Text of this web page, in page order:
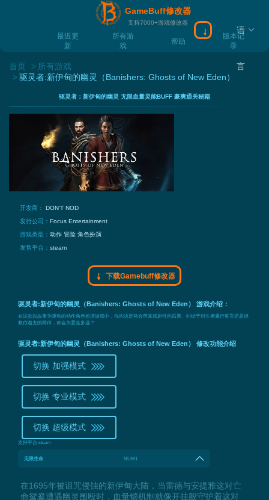
GameBuff修改器
支持7000+游戏修改器
最近更
新
所有游
戏
帮助
版本记
录
下载Gamebuff
语
言
首页
所有游戏
驱灵者:新伊甸的幽灵（Banishers: Ghosts of New Eden）
驱灵者：新伊甸的幽灵 无限血量灵能BUFF 豪爽通关秘籍
开发商： DON'T NOD
发行公司： Focus Entertainment
游戏类型： 动作冒险角色扮演
发售平台： steam
下载Gamebuff修改器
驱灵者:新伊甸的幽灵（Banishers: Ghosts of New Eden） 游戏介绍：
在这款以故事为驱动的动作角色扮演游戏中，你的决定将会带来戏剧性的后果。纠结于对生者履行誓言还是拯
救你逝去的同伴，你会为爱走多远？
驱灵者:新伊甸的幽灵（Banishers: Ghosts of New Eden） 修改功能介绍
切换 加强模式
切换 专业模式
切换 超级模式
支持平台:steam
无限生命 NUM1
在1695年被诅咒侵蚀的新伊甸大陆，当雷德与安提雅这对亡
命鸳鸯遭遇幽灵围殴时，血量锁机制就像开挂般守护着这对